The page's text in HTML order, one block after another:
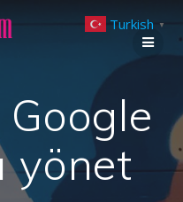
Google
yönet
Turkish ▼